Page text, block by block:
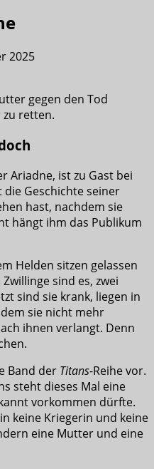
2025
gegen den Tod
retten.
Ariadne, ist zu Gast bei
Geschichte seiner
hast, nachdem sie
hängt ihm das Publikum
Helden sitzen gelassen
sind es, zwei
sind sie krank, liegen in
sie nicht mehr
ihnen verlangt. Denn
Band der Titans-Reihe vor.
steht dieses Mal eine
vorkommen dürfte.
keine Kriegerin und keine
eine Mutter und eine